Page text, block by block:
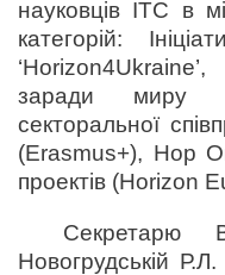
науковців ІТС в
категорій:
заради миру
секторальної
(Erasmus+), Hop
проектів (Horizon
Новогрудській